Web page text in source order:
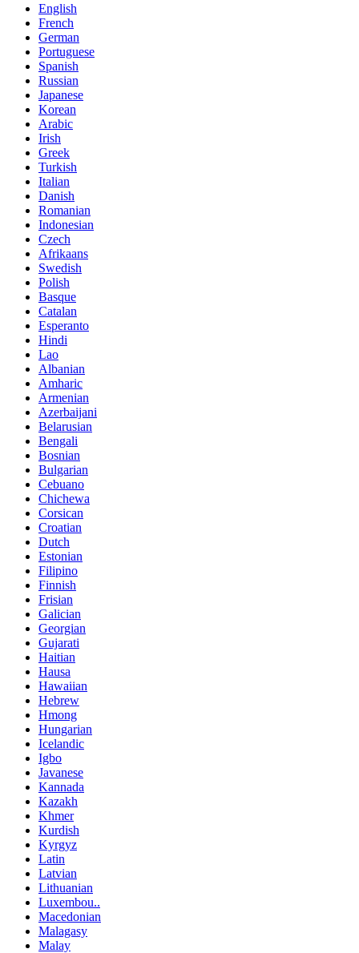
English
French
German
Portuguese
Spanish
Russian
Japanese
Korean
Arabic
Irish
Greek
Turkish
Italian
Danish
Romanian
Indonesian
Czech
Afrikaans
Swedish
Polish
Basque
Catalan
Esperanto
Hindi
Lao
Albanian
Amharic
Armenian
Azerbaijani
Belarusian
Bengali
Bosnian
Bulgarian
Cebuano
Chichewa
Corsican
Croatian
Dutch
Estonian
Filipino
Finnish
Frisian
Galician
Georgian
Gujarati
Haitian
Hausa
Hawaiian
Hebrew
Hmong
Hungarian
Icelandic
Igbo
Javanese
Kannada
Kazakh
Khmer
Kurdish
Kyrgyz
Latin
Latvian
Lithuanian
Luxembou..
Macedonian
Malagasy
Malay